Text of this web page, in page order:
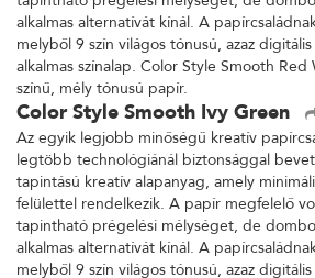
alkalmas alternatívát kínál. A
melyből 9 szín világos tónusú, azaz
alkalmas színalap. Color Style Smooth
színű, mély tónusú papír.
Color Style Smooth Ivy Green
Az egyik legjobb minőségű kreatív
legtöbb technológiánál biztonsággal
tapintású kreatív alapanyag, amely
felülettel rendelkezik. A papír megfelelő
tapintható prégelési mélységet, de
alkalmas alternatívát kínál. A
melyből 9 szín világos tónusú, azaz